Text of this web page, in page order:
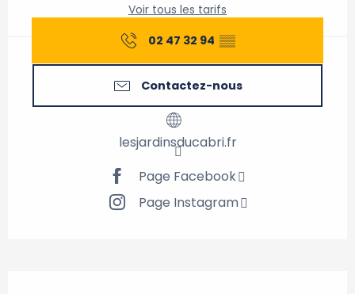
Voir tous les tarifs
02 47 32 94 ▒▒
Contactez-nous
lesjardinsducabri.fr
Page Facebook
Page Instagram